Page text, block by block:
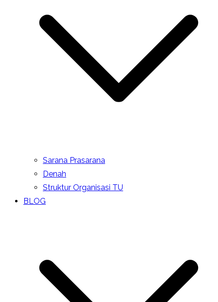
Sarana Prasarana
Denah
Struktur Organisasi TU
BLOG